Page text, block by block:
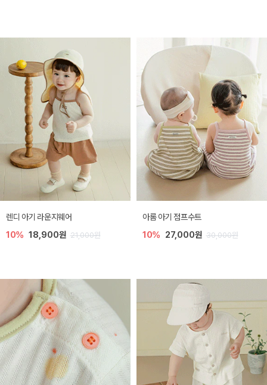
렌디 아기 라운지웨어
10% 18,900원 21,000원
아롬 아기 점프수트
10% 27,000원 30,000원